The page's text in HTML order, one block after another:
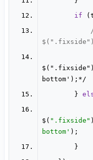
if
        }
$( ".fixside"
bottom'